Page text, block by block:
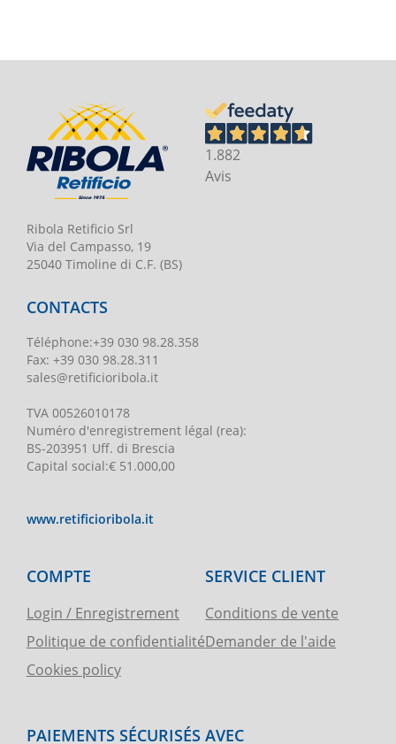
Ribola Retificio Srl
Via del Campasso, 19
25040 Timoline di C.F. (BS)
1.882
Avis
CONTACTS
Téléphone:+39 030 98.28.358
Fax: +39 030 98.28.311
sales@retificioribola.it
TVA 00526010178
Numéro d'enregistrement légal (rea):
BS-203951 Uff. di Brescia
Capital social:€ 51.000,00
www.retificioribola.it
COMPTE
Login / Enregistrement
Politique de confidentialité
Cookies policy
SERVICE CLIENT
Conditions de vente
Demander de l'aide
PAIEMENTS SÉCURISÉS AVEC